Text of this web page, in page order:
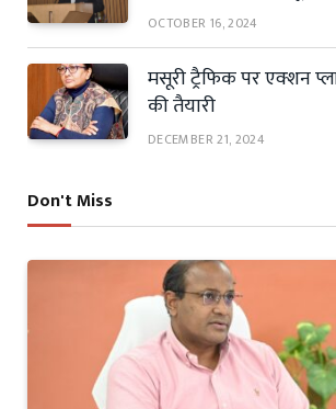
OCTOBER 16, 2024
मसूरी ट्रैफिक पर एक्शन
की तैयारी
DECEMBER 21, 2024
Don't Miss